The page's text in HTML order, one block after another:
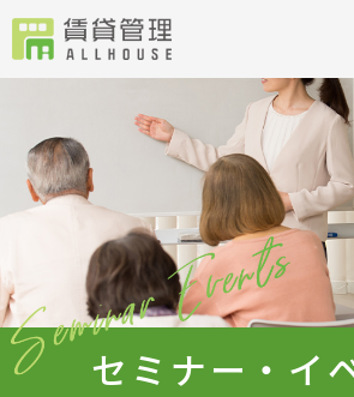
セミナー・イ